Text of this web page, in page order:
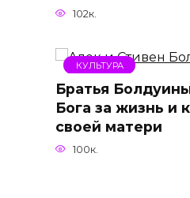
102к.
КУЛЬТУРА
Братья
Бога за жизнь и
своей матери
100к.